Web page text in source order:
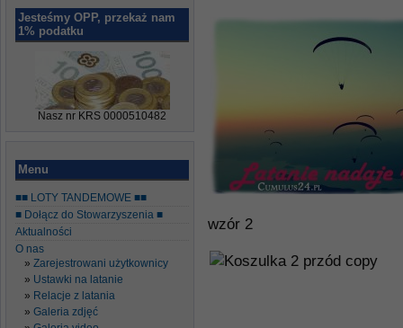
Jesteśmy OPP, przekaż nam
1% podatku
Nasz nr KRS 0000510482
Menu
■■ LOTY TANDEMOWE ■■
■ Dołącz do Stowarzyszenia ■
Aktualności
O nas
Zarejestrowani użytkownicy
Ustawki na latanie
Relacje z latania
Galeria zdjęć
wzór 2